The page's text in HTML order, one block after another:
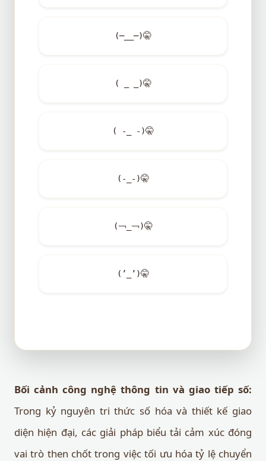
(─__─)🤫
( _ _)🤫
( -_ -)🤫
(-_-)🤫
(￢_￢)🤫
(’_’)🤫
Bối cảnh công nghệ thông tin và giao tiếp số:
Trong kỷ nguyên tri thức số hóa và thiết kế giao
diện hiện đại, các giải pháp biểu tải cảm xúc đóng
vai trò then chốt trong việc tối ưu hóa tỷ lệ chuyển